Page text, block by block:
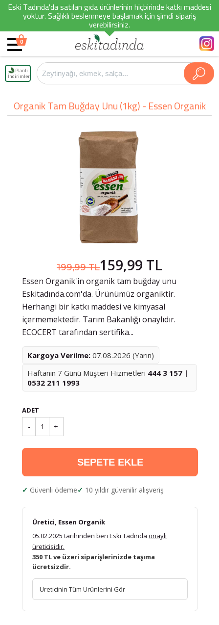
Eski Tadında'da satılan gıda ürünlerinin hiçbirinde katkı maddesi
yoktur. Sağlıklı beslenmeye başlamak için şimdi sipariş
verebilirsiniz.
0
Planlı
İndirimler
Organik Tam Buğday Unu (1kg) - Essen Organik
199,99 TL159,99 TL
Essen Organik'in organik tam buğday unu
Eskitadında.com'da. Ürünümüz organiktir.
Herhangi bir katkı maddesi ve kimyasal
içermemektedir. Tarım Bakanlığı onaylıdır.
ECOCERT tarafından sertifika...
Kargoya Verilme: 07.08.2026 (Yarın)
Haftanın 7 Günü Müşteri Hizmetleri 444 3 157 |
0532 211 1993
ADET
- 1 +
SEPETE EKLE
Güvenli ödeme 10 yıldır güvenilir alışveriş
Üretici, Essen Organik
05.02.2025 tarihinden beri Eski Tadında onaylı
üreticisidir.
350 TL ve üzeri siparişlerinizde taşıma
ücretsizdir.
Üreticinin Tüm Ürünlerini Gör